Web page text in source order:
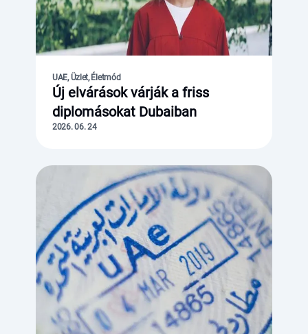
UAE, Üzlet, Életmód
Új elvárások várják a friss
diplomásokat Dubaiban
2026. 06. 24